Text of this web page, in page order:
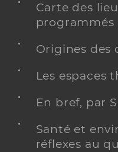
Carte des
programmés
Origines des
Les espaces
En bref, par
Santé et
réflexes au